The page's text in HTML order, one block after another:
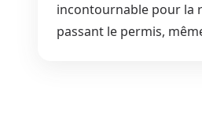
incontournable pour la
passant le permis,